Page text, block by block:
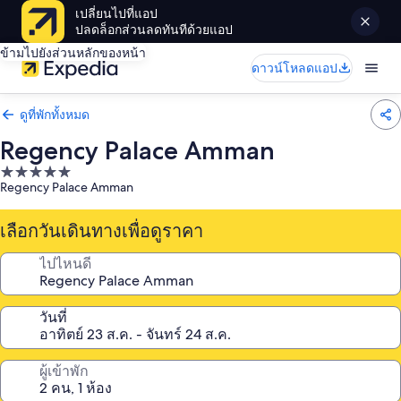
เปลี่ยนไปที่แอป
ปลดล็อกส่วนลดทันทีด้วยแอป
ข้ามไปยังส่วนหลักของหน้า
ดาวน์โหลดแอป
ดูที่พักทั้งหมด
Regency Palace Amman
ที่พัก
5.0
Regency Palace Amman
เลือกวันเดินทางเพื่อดูราคา
ไปไหนดี
วันที่
ผู้เข้าพัก